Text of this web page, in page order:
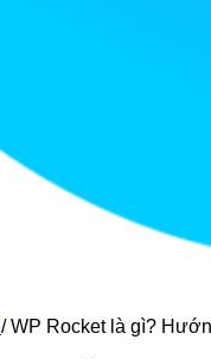
/ WP Rocket là gì?